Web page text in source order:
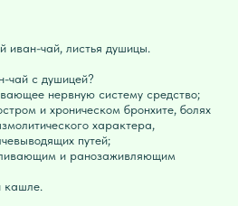
иван-чай, листья душицы.
чай с душицей?
нервную систему средство;
и хроническом бронхите, болях
характера,
путей;
и ранозаживляющим
кашле.